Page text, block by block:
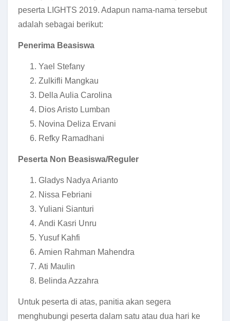
peserta LIGHTS 2019. Adapun nama-nama tersebut
adalah sebagai berikut:
Penerima Beasiswa
Yael Stefany
Zulkifli Mangkau
Della Aulia Carolina
Dios Aristo Lumban
Novina Deliza Ervani
Refky Ramadhani
Peserta Non Beasiswa/Reguler
Gladys Nadya Arianto
Nissa Febriani
Yuliani Sianturi
Andi Kasri Unru
Yusuf Kahfi
Amien Rahman Mahendra
Ati Maulin
Belinda Azzahra
Untuk peserta di atas, panitia akan segera
menghubungi peserta dalam satu atau dua hari ke